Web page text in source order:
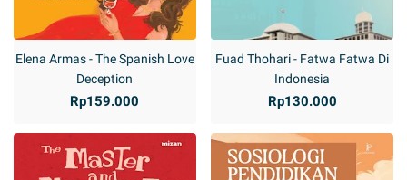
Elena Armas - The Spanish Love
Deception
Rp159.000
Fuad Thohari - Fatwa Fatwa Di
Indonesia
Rp130.000